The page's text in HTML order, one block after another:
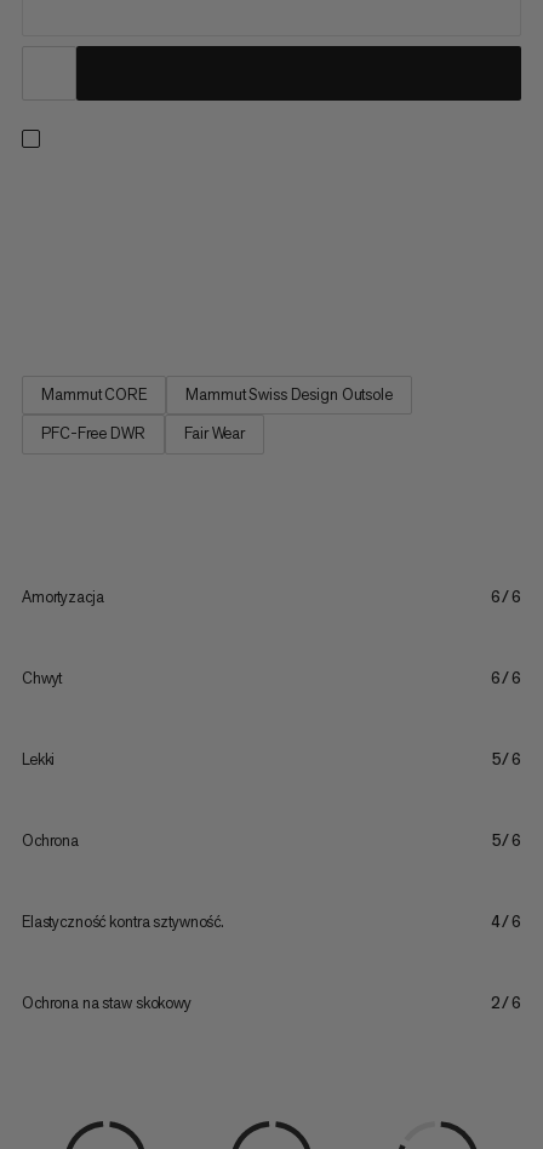
Mammut CORE
Mammut Swiss Design Outsole
PFC-Free DWR
Fair Wear
Amortyzacja 6/6
Chwyt 6/6
Lekki 5/6
Ochrona 5/6
Elastyczność kontra sztywność. 4/6
Ochrona na staw skokowy 2/6